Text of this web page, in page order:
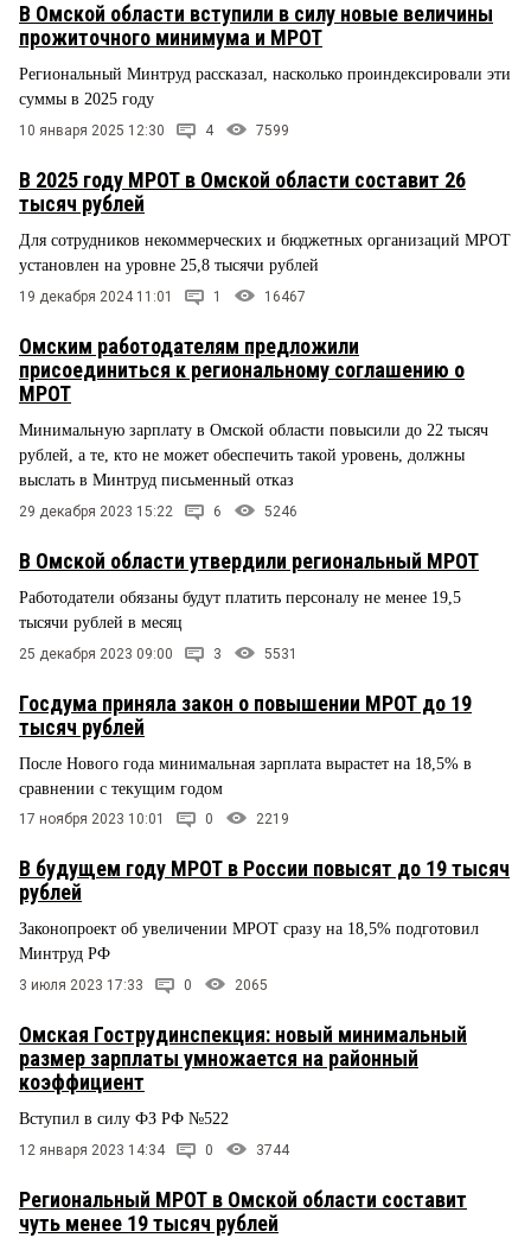
В Омской области вступили в силу новые величины
прожиточного минимума и МРОТ
Региональный Минтруд рассказал, насколько проиндексировали эти
суммы в 2025 году
10 января 2025 12:30 4 7599
В 2025 году МРОТ в Омской области составит 26
тысяч рублей
Для сотрудников некоммерческих и бюджетных организаций МРОТ
установлен на уровне 25,8 тысячи рублей
19 декабря 2024 11:01 1 16467
Омским работодателям предложили
присоединиться к региональному соглашению о
МРОТ
Минимальную зарплату в Омской области повысили до 22 тысяч
рублей, а те, кто не может обеспечить такой уровень, должны
выслать в Минтруд письменный отказ
29 декабря 2023 15:22 6 5246
В Омской области утвердили региональный МРОТ
Работодатели обязаны будут платить персоналу не менее 19,5
тысячи рублей в месяц
25 декабря 2023 09:00 3 5531
Госдума приняла закон о повышении МРОТ до 19
тысяч рублей
После Нового года минимальная зарплата вырастет на 18,5% в
сравнении с текущим годом
17 ноября 2023 10:01 0 2219
В будущем году МРОТ в России повысят до 19 тысяч
рублей
Законопроект об увеличении МРОТ сразу на 18,5% подготовил
Минтруд РФ
3 июля 2023 17:33 0 2065
Омская Гострудинспекция: новый минимальный
размер зарплаты умножается на районный
коэффициент
Вступил в силу ФЗ РФ №522
12 января 2023 14:34 0 3744
Региональный МРОТ в Омской области составит
чуть менее 19 тысяч рублей